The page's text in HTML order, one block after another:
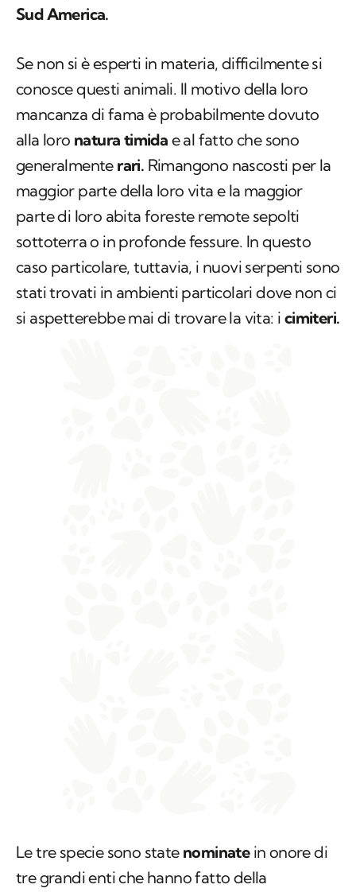
Sud America.
Se non si è esperti in materia, difficilmente si
conosce questi animali. Il motivo della loro
mancanza di fama è probabilmente dovuto
alla loro natura timida e al fatto che sono
generalmente rari. Rimangono nascosti per la
maggior parte della loro vita e la maggior
parte di loro abita foreste remote sepolti
sottoterra o in profonde fessure. In questo
caso particolare, tuttavia, i nuovi serpenti sono
stati trovati in ambienti particolari dove non ci
si aspetterebbe mai di trovare la vita: i cimiteri.
Le tre specie sono state nominatein onore di
tre grandi enti che hanno fatto della